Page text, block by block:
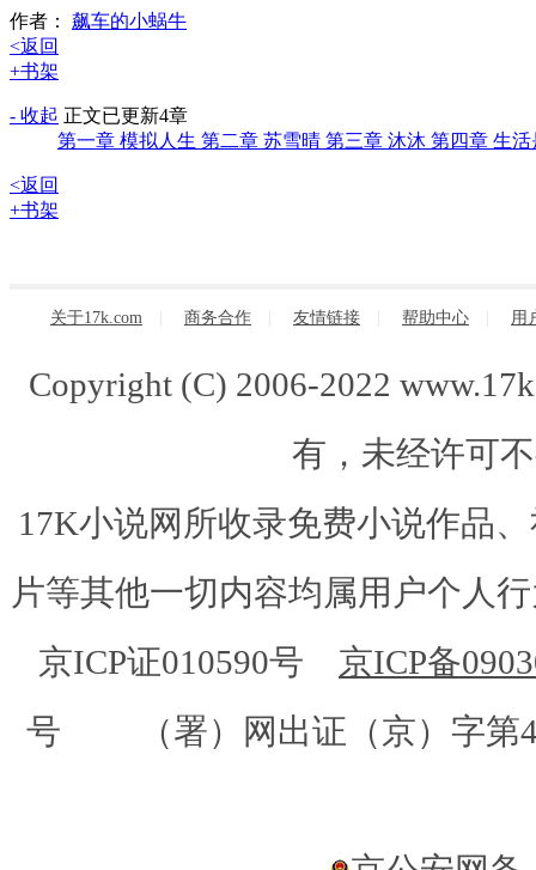
作者： 飙车的小蜗牛
<返回
+书架
- 收起 正文已更新4章
第一章 模拟人生 第二章 苏雪晴 第三章 沐沐 第四章 生
<返回
+书架
关于17k.com 商务合作 友情链接 帮助中心 用
Copyright (C) 2006-2022
有，未经许可
17K小说网所收录免费小说作品
片等其他一切内容均属用户个人
京ICP证010590号 京ICP备
号 （署）网出证（京）字